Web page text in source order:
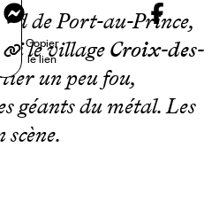
Messenger
Copier
le lien
de Port-au-Prince,
le village Croix-des-
un peu fou,
géants du métal. Les